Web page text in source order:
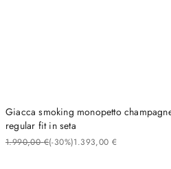
Giacca smoking monopetto
regular fit in seta
1.990,00 €(-30%)1.393,00 €